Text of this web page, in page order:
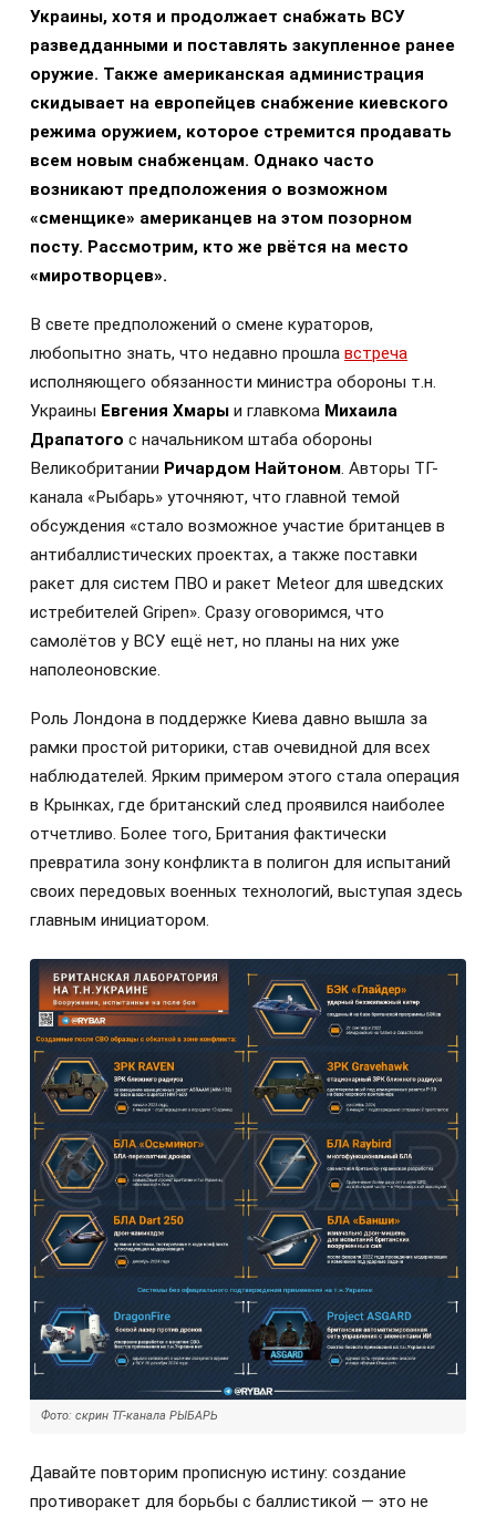
Украины, хотя и продолжает снабжать ВСУ
разведданными и поставлять закупленное ранее
оружие. Также американская администрация
скидывает на европейцев снабжение киевского
режима оружием, которое стремится продавать
всем новым снабженцам. Однако часто
возникают предположения о возможном
«сменщике» американцев на этом позорном
посту. Рассмотрим, кто же рвётся на место
«миротворцев».
В свете предположений о смене кураторов,
любопытно знать, что недавно прошла встреча
исполняющего обязанности министра обороны т.н.
Украины Евгения Хмары и главкома Михаила
Драпатого с начальником штаба обороны
Великобритании Ричардом Найтоном. Авторы ТГ-
канала «Рыбарь» уточняют, что главной темой
обсуждения «стало возможное участие британцев в
антибаллистических проектах, а также поставки
ракет для систем ПВО и ракет Meteor для шведских
истребителей Gripen». Сразу оговоримся, что
самолётов у ВСУ ещё нет, но планы на них уже
наполеоновские.
Роль Лондона в поддержке Киева давно вышла за
рамки простой риторики, став очевидной для всех
наблюдателей. Ярким примером этого стала операция
в Крынках, где британский след проявился наиболее
отчетливо. Более того, Британия фактически
превратила зону конфликта в полигон для испытаний
своих передовых военных технологий, выступая здесь
главным инициатором.
Фото: скрин ТГ-канала РЫБАРЬ
Давайте повторим прописную истину: создание
противоракет для борьбы с баллистикой — это не